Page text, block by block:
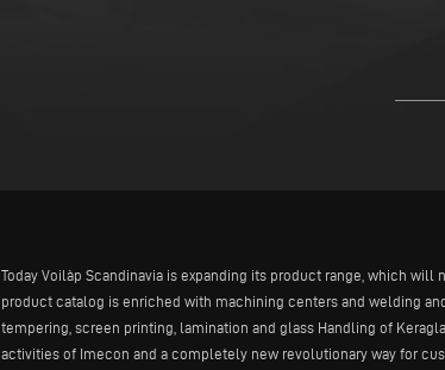
Today Voilàp Scandinavia is expanding its product range, which
product catalog is enriched with machining centers and welding
tempering, screen printing, lamination and glass Handling of
activities of Imecon and a completely new revolutionary way for